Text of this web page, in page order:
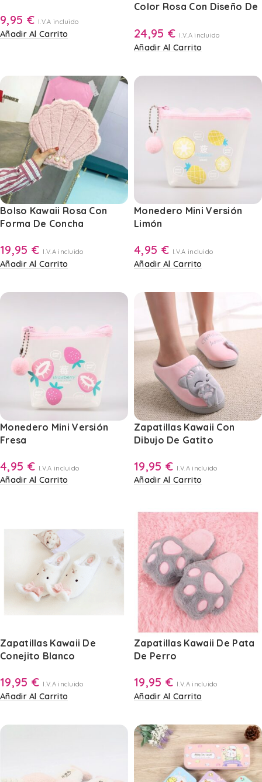
9,95 € I.V.A incluido
Añadir Al Carrito
Color Rosa Con Diseño De
24,95 € I.V.A incluido
Añadir Al Carrito
Bolso Kawaii Rosa Con
Forma De Concha
19,95 € I.V.A incluido
Añadir Al Carrito
Monedero Mini Versión
Limón
4,95 € I.V.A incluido
Añadir Al Carrito
Monedero Mini Versión
Fresa
4,95 € I.V.A incluido
Añadir Al Carrito
Zapatillas Kawaii Con
Dibujo De Gatito
19,95 € I.V.A incluido
Añadir Al Carrito
Zapatillas Kawaii De
Conejito Blanco
19,95 € I.V.A incluido
Añadir Al Carrito
Zapatillas Kawaii De Pata
De Perro
19,95 € I.V.A incluido
Añadir Al Carrito